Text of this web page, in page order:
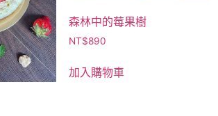
森林中的莓果樹
NT$890
加入購物車